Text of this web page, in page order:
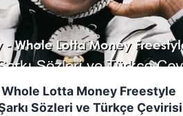
Whole Lotta Money Freestyle
Sözleri ve Türkçe Çevirisi